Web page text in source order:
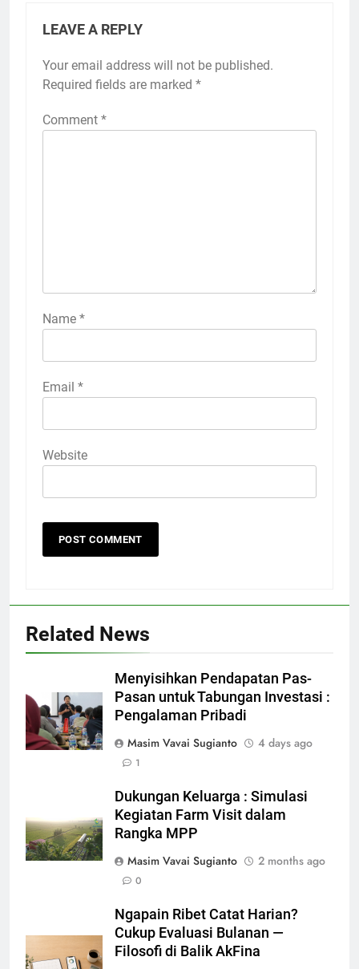
Your email address will not be published.
Comment*
Name*
Email*
Website
Related News
Menyisihkan Pendapatan Pas-
Pasan untuk Tabungan Investasi :
Masim Vavai Sugianto
Dukungan Keluarga : Simulasi
Kegiatan Farm Visit dalam
Masim Vavai Sugianto
Ngapain Ribet Catat Harian?
Cukup Evaluasi Bulanan —